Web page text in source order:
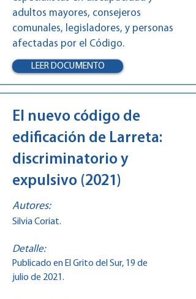
adultos mayores, consejeros
comunales, legisladores, y personas
afectadas por el Código.
LEER DOCUMENTO
El nuevo código de
edificación de Larreta:
discriminatorio y
expulsivo (2021)
Autores:
Silvia Coriat.
Detalle:
Publicado en El Grito del Sur, 19 de
julio de 2021.